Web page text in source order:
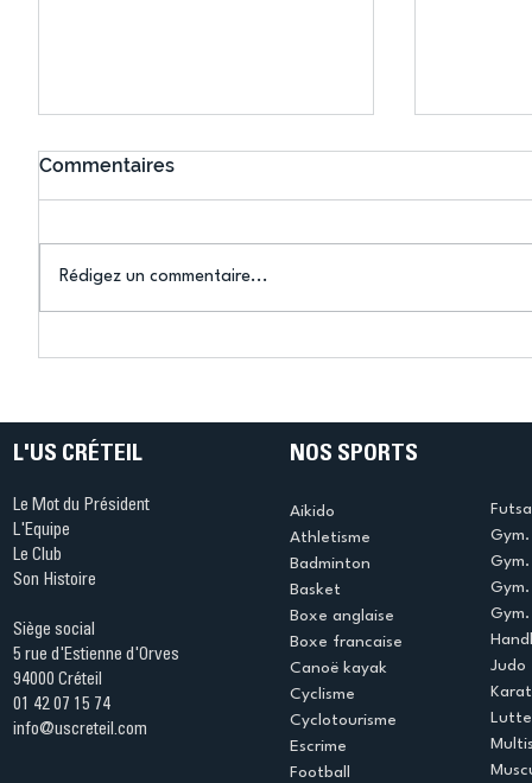
Messebel au sommet de
l’US
Saccoh
Commentaires
Rédigez un commentaire...
L'US CRÉTEIL
Le Mot du Président
L'Equipe
Le Club
Son Histoire
Siège social
5 rue d'Estienne d'Orves
94000 Créteil
01 42 07 15 74
info@uscreteil.com
NOS SPORTS
Aikido
Athletisme
Badminton
Basket
Boxe anglaise
Boxe francaise
Canoë kayak
Cyclisme
Cyclotourisme
Escrime
Football
Judo
Lutte